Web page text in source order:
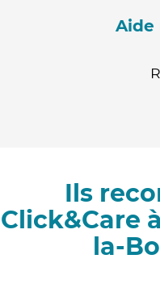
Aide
Ils
Click&Care
la-